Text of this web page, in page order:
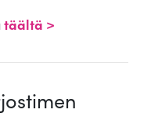
täältä >